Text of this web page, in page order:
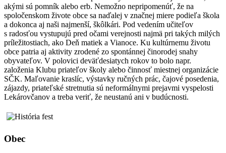
akými sú pomník alebo erb. Nemožno nepripomenúť, že na
spoločenskom živote obce sa naďalej v značnej miere podieľa škola
a dokonca aj naši najmenší, škôlkári. Pod vedením učiteľov
s radosťou vystupujú pred očami verejnosti najmä pri takých milých
príležitostiach, ako Deň matiek a Vianoce. Ku kultúrnemu životu
obce patria aj aktivity zrodené zo spontánnej činorodej snahy
obyvateľov. V polovici deväťdesiatych rokov to bolo napr.
založenia Klubu priateľov školy alebo činnosť miestnej organizácie
SČK. Maľovanie kraslíc, výstavky ručných prác, čajové posedenia,
zájazdy, priateľské stretnutia sú neformálnymi prejavmi vyspelosti
Lekárovčanov a treba veriť, že neustanú ani v budúcnosti.
Obec